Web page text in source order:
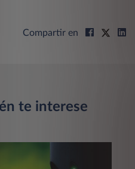
Compartir en
te interese